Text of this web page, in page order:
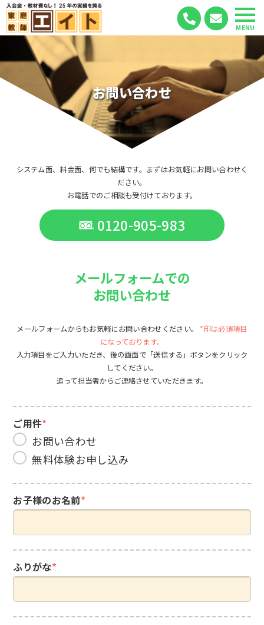
MENU
お問い合わせ
システム面、料金面、何でも結構です。まずはお気軽にお問い合わせく
ださい。
お電話でのご相談も受付けております。
0120-905-983
メールフォームでの
お問い合わせ
メールフォームからもお気軽にお問い合わせください。 *印は必須項目
になっております。
入力項目をご入力いただき、後の画面で「送信する」ボタンをクリック
してください。
追って担当者からご連絡させていただきます。
ご用件*
お問い合わせ
無料体験お申し込み
お子様のお名前*
ふりがな*